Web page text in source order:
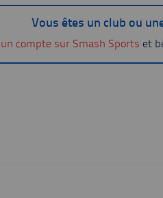
Vous êtes un club ou
compte sur Smash Sports et